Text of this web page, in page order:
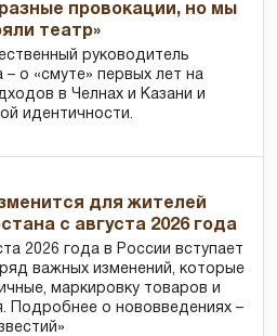
провокации, но мы
театр»
руководитель
– о «смуте» первых лет на
в Челнах и Казани и
идентичности.
для жителей
с августа 2026 года
2026 года в России вступает
важных изменений, которые
маркировку товаров и
Подробнее о нововведениях –